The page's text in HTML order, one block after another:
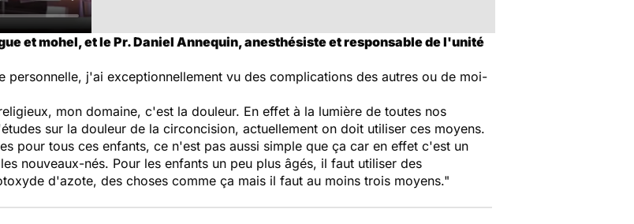
et mohel, et le Pr. Daniel Annequin, anesthésiste et responsable de l'unité
personnelle, j'ai exceptionnellement vu des complications des autres ou de moi-
mon domaine, c'est la douleur. En effet à la lumière de toutes nos
sur la douleur de la circoncision, actuellement on doit utiliser ces moyens.
pour tous ces enfants, ce n'est pas aussi simple que ça car en effet c'est un
nouveaux-nés. Pour les enfants un peu plus âgés, il faut utiliser des
d'azote, des choses comme ça mais il faut au moins trois moyens."